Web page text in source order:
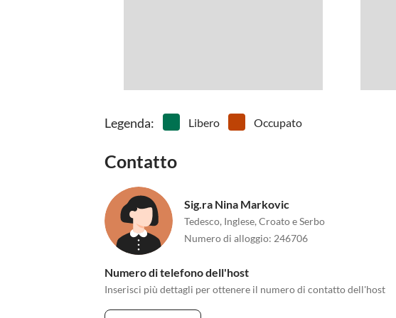
Legenda: Libero Occupato
Contatto
Sig.ra Nina Markovic
Tedesco, Inglese, Croato e Serbo
Numero di alloggio: 246706
Numero di telefono dell'host
Inserisci più dettagli per ottenere il numero di contatto dell'host